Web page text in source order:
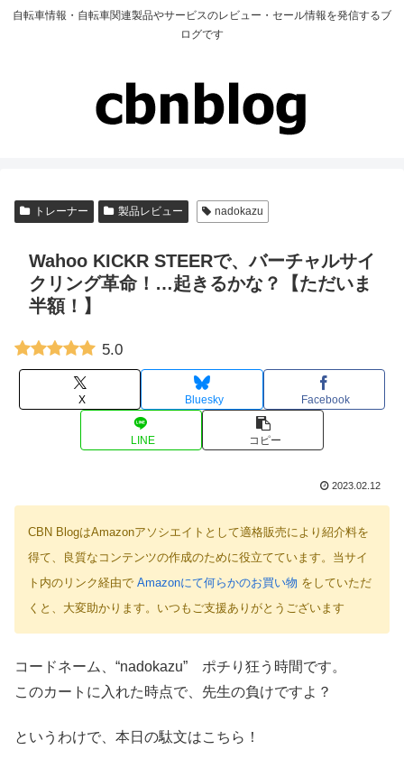
自転車情報・自転車関連製品やサービスのレビュー・セール情報を発信するブ
ログです
トレーナー 製品レビュー nadokazu
Wahoo KICKR STEERで、バーチャルサイ
クリング革命！…起きるかな？【ただいま
半額！】
5.0
X Bluesky Facebook
LINE コピー
2023.02.12
CBN BlogはAmazonアソシエイトとして適格販売により紹介料を
得て、良質なコンテンツの作成のために役立てています。当サイ
ト内のリンク経由で Amazonにて何らかのお買い物 をしていただ
くと、大変助かります。いつもご支援ありがとうございます
コードネーム、“nadokazu” ポチり狂う時間です。
このカートに入れた時点で、先生の負けですよ？
というわけで、本日の駄文はこちら！